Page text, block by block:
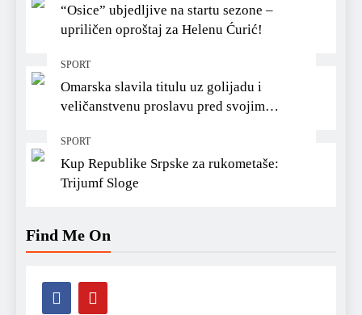
“Osice” ubjedljive na startu sezone –
upriličen oproštaj za Helenu Ćurić!
SPORT
Omarska slavila titulu uz golijadu i
veličanstvenu proslavu pred svojim
SPORT
Kup Republike Srpske za rukometaše:
Trijumf Sloge
Find Me On